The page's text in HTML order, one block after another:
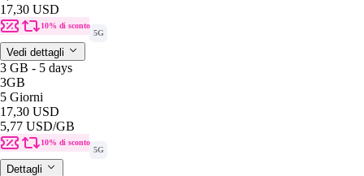
17,30 USD
10% di sconto
5G
Vedi dettagli
3 GB - 5 days
3GB
5 Giorni
17,30 USD
5,77 USD/GB
10% di sconto
5G
Dettagli